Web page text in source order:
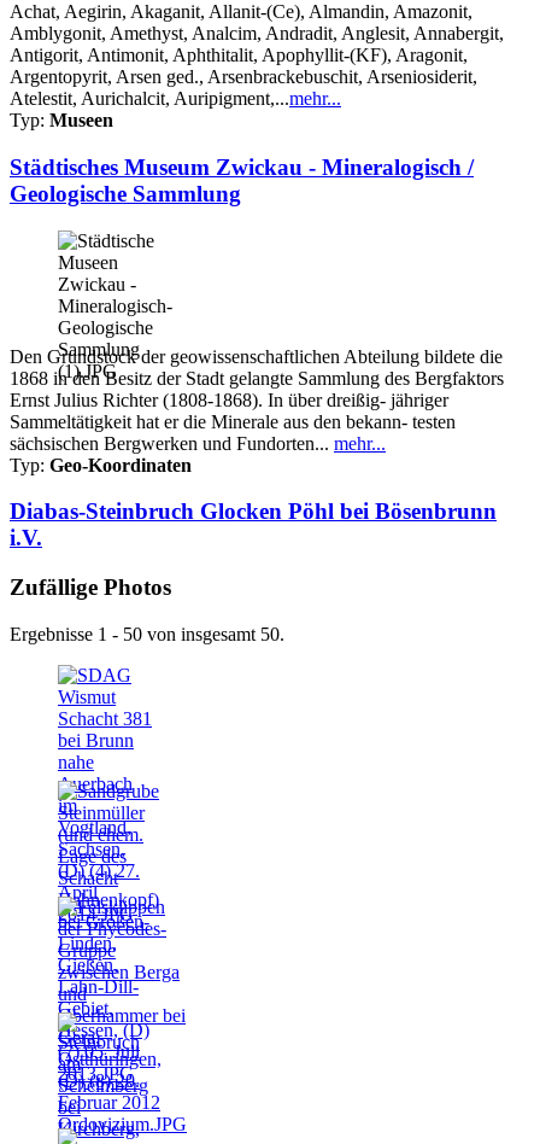
Achat, Aegirin, Akaganit, Allanit-(Ce), Almandin, Amazonit,
Amblygonit, Amethyst, Analcim, Andradit, Anglesit, Annabergit,
Antigorit, Antimonit, Aphthitalit, Apophyllit-(KF), Aragonit,
Argentopyrit, Arsen ged., Arsenbrackebuschit, Arseniosiderit,
Atelestit, Aurichalcit, Auripigment,...mehr...
Typ: Museen
Städtisches Museum Zwickau - Mineralogisch /
Geologische Sammlung
Den Grundstock der geowissenschaftlichen Abteilung bildete die
1868 in den Besitz der Stadt gelangte Sammlung des Bergfaktors
Ernst Julius Richter (1808-1868). In über dreißig- jähriger
Sammeltätigkeit hat er die Minerale aus den bekann- testen
sächsischen Bergwerken und Fundorten... mehr...
Typ: Geo-Koordinaten
Diabas-Steinbruch Glocken Pöhl bei Bösenbrunn
i.V.
Zufällige Photos
Ergebnisse 1 - 50 von insgesamt 50.